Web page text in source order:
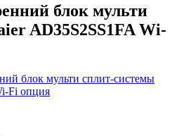
блок мульти
AD35S2SS1FA Wi-